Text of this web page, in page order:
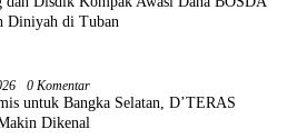
Diniyah di Tuban
0 Komentar
untuk Bangka Selatan, D’TERAS
Dikenal